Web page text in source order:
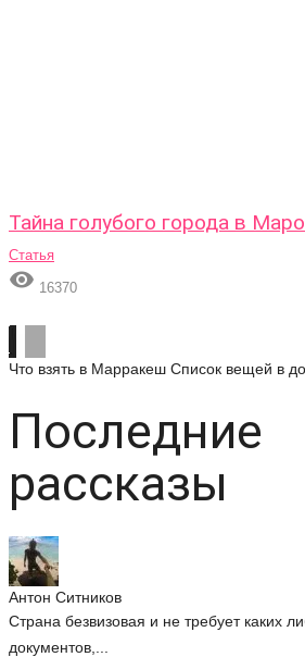
Тайна голубого города в
Статья
 16370
Что взять в Марракеш Список вещей в
Последние
рассказы
Антон Ситников
Страна безвизовая и не требует каких
документов,...